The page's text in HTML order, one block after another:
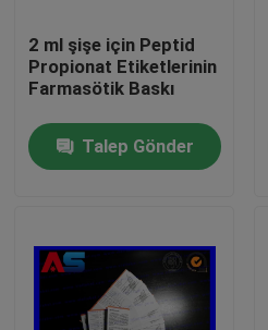
Ürünler
Hakkımızda
2 ml şişe için Peptid
Propionat Etiketlerinin
Farmasötik Baskı
Talep Gönder